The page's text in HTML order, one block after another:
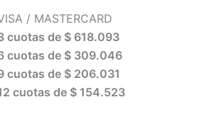
/ MASTERCARD
cuotas de $ 618.093
cuotas de $ 309.046
cuotas de $ 206.031
cuotas de $ 154.523